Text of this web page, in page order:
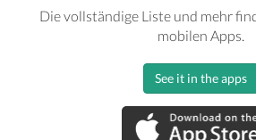
Die vollständige Liste und mehr
mobilen Apps.
See it in the apps